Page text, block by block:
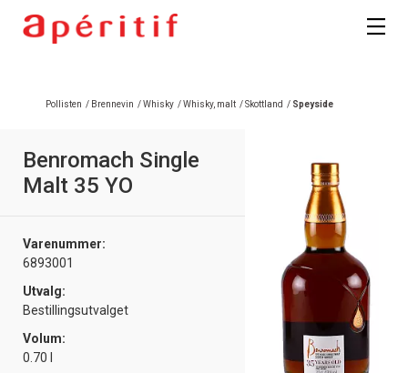
Pollisten / Brennevin /Whisky /Whisky, malt /Skottland / Speyside
Benromach Single
Malt 35 YO
Varenummer:
6893001
Utvalg:
Bestillingsutvalget
Volum:
0.70 l